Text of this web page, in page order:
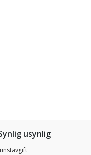
usynlig